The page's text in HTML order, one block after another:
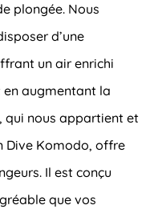
plongée. Nous
d’une
un air enrichi
augmentant la
, qui nous appartient et
Dive Komodo, offre
Il est conçu
que vos